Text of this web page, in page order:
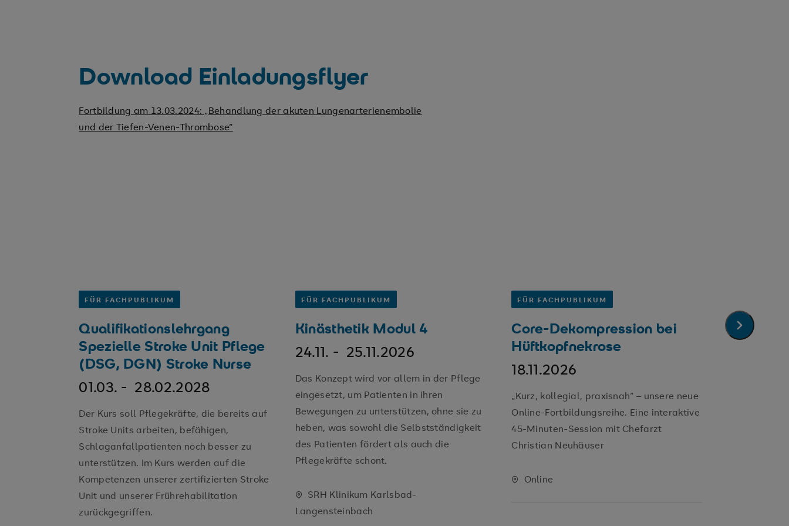
Download Einladungsflyer
Fortbildung am 13.03.2024: „Behandlung der akuten Lungenarterienembolie
und der Tiefen-Venen-Thrombose“
nächster
FÜR FACHPUBLIKUM
Qualifikationslehrgang
Spezielle Stroke Unit Pflege
(DSG, DGN) Stroke Nurse
01.03. - 28.02.2028
Der Kurs soll Pflegekräfte, die bereits auf
Stroke Units arbeiten, befähigen,
Schlaganfallpatienten noch besser zu
unterstützen. Im Kurs werden auf die
Kompetenzen unserer zertifizierten Stroke
Unit und unserer Frührehabilitation
zurückgegriffen.
FÜR FACHPUBLIKUM
Kinästhetik Modul 4
24.11. - 25.11.2026
Das Konzept wird vor allem in der Pflege
eingesetzt, um Patienten in ihren
Bewegungen zu unterstützen, ohne sie zu
heben, was sowohl die Selbstständigkeit
des Patienten fördert als auch die
Pflegekräfte schont.
SRH Klinikum Karlsbad-
Langensteinbach
FÜR FACHPUBLIKUM
Core-Dekompression bei
Hüftkopfnekrose
18.11.2026
„Kurz, kollegial, praxisnah“ – unsere neue
Online-Fortbildungsreihe. Eine interaktive
45-Minuten-Session mit Chefarzt
Christian Neuhäuser
Online